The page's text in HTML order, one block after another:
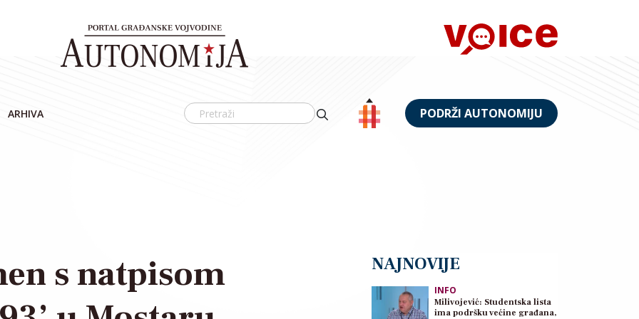
ARHIVA PODRŽI AUTONOMIJU
s natpisom
NAJNOVIJE
INFO
Milivojević: Studentska lista
ima podršku većine građana,